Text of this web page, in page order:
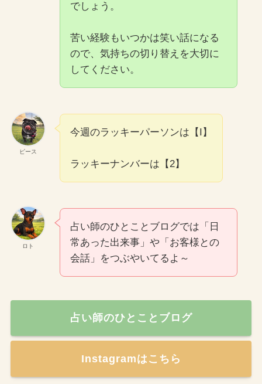
でしょう。
苦い経験もいつかは笑い話になる
ので、気持ちの切り替えを大切に
してください。
ピース
今週のラッキーパーソンは【I】
ラッキーナンバーは【2】
ロト
占い師のひとことブログでは「日
常あった出来事」や「お客様との
会話」をつぶやいてるよ～
占い師のひとことブログ
Instagramはこちら